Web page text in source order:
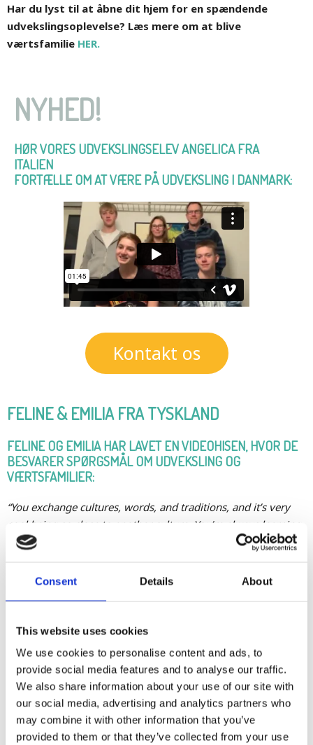
Consent Details About
This website uses cookies
We use cookies to personalise content and ads, to
provide social media features and to analyse our traffic.
We also share information about your use of our site with
our social media, advertising and analytics partners who
may combine it with other information that you’ve
provided to them or that they’ve collected from your use
Har du lyst til at åbne dit hjem for en spændende
udvekslingsoplevelse? Læs mere om at blive
værtsfamilie HER.
NYHED!
HØR VORES UDVEKSLINGSELEV ANGELICA FRA
ITALIEN
FORTÆLLE OM AT VÆRE PÅ UDVEKSLING I DANMARK:
Kontakt os
FELINE & EMILIA FRA TYSKLAND
FELINE OG EMILIA HAR LAVET EN VIDEOHISEN, HVOR DE
BESVARER SPØRGSMÅL OM UDVEKSLING OG
VÆRTSFAMILIER:
“You exchange cultures, words, and traditions, and it’s very
cool being so close to another culture. You’re always learning.
(Families) maybe also inform themselves more about their
family!”